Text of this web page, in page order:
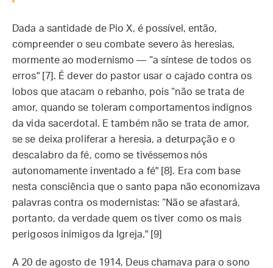
Dada a santidade de Pio X, é possível, então,
compreender o seu combate severo às heresias,
mormente ao modernismo — “a síntese de todos os
erros" [7]. É dever do pastor usar o cajado contra os
lobos que atacam o rebanho, pois “não se trata de
amor, quando se toleram comportamentos indignos
da vida sacerdotal. E também não se trata de amor,
se se deixa proliferar a heresia, a deturpação e o
descalabro da fé, como se tivéssemos nós
autonomamente inventado a fé" [8]. Era com base
nesta consciência que o santo papa não economizava
palavras contra os modernistas: “Não se afastará,
portanto, da verdade quem os tiver como os mais
perigosos inimigos da Igreja." [9]
A 20 de agosto de 1914, Deus chamava para o sono